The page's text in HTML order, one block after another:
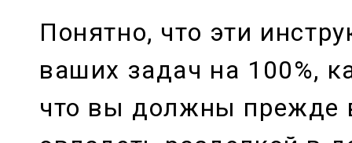
Понятно, что эти
ваших задач на 100%,
что вы должны прежде